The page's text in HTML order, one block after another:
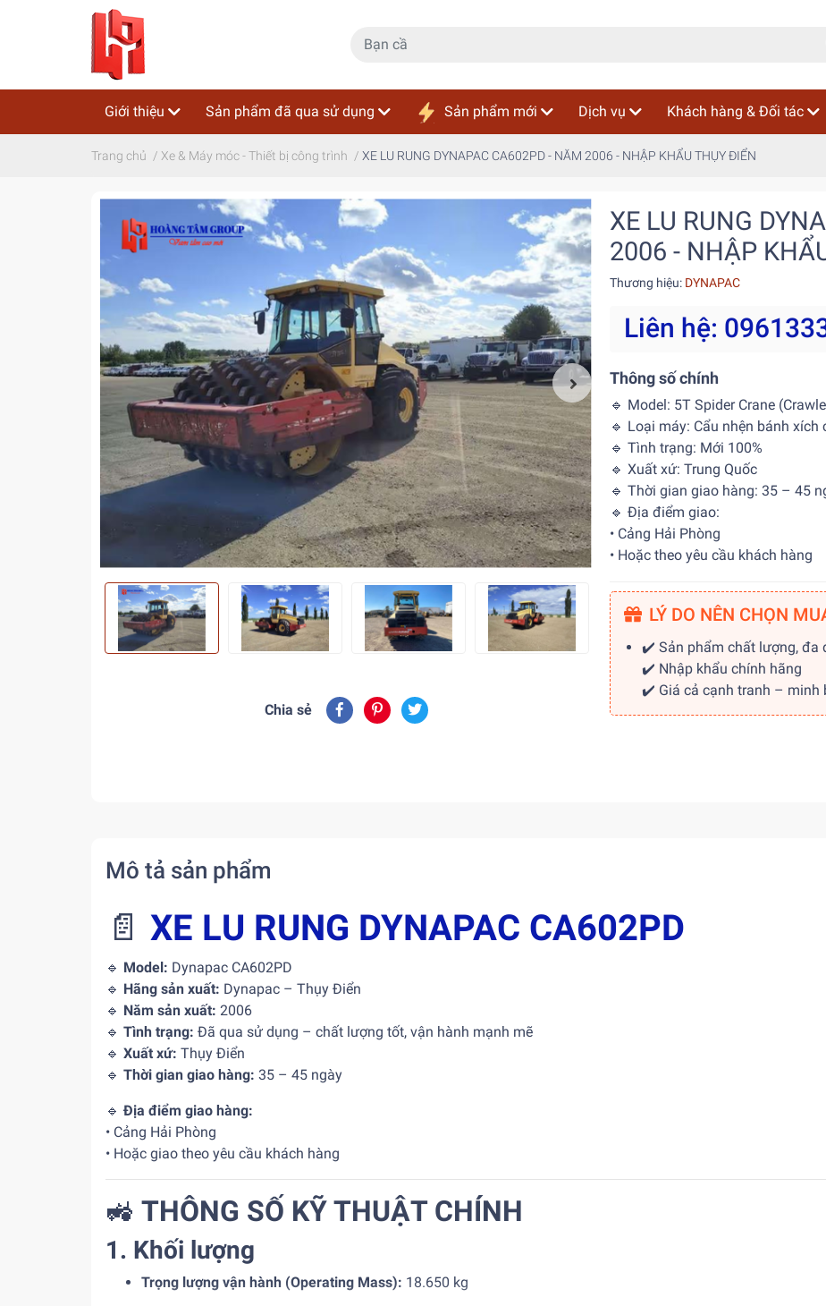
Giới thiệu Sản phẩm đã qua sử dụng Sản phẩm mới Dịch vụ Khách hàng & Đối tác
Trang chủ / Xe & Máy móc - Thiết bị công trình / XE LU RUNG DYNAPAC CA602PD - NĂM 2006 - NHẬP KHẨU THỤY ĐIỂN
Chia sẻ
XE LU RUNG
2006 - NHẬP
Thương hiệu: DYNAPAC
Liên hệ:
Thông số chính
🔹 Model: 5T Spider Crane
🔹 Loại máy: Cẩu nhện bánh xích
🔹 Tình trạng: Mới 100%
🔹 Xuất xứ: Trung Quốc
🔹 Thời gian giao hàng: 35 – 45
🔹 Địa điểm giao:
• Cảng Hải Phòng
• Hoặc theo yêu cầu khách hàng
LÝ DO NÊN CHỌN
✔️ Sản phẩm chất lượng, đa
✔️ Nhập khẩu chính hãng
✔️ Giá cả cạnh tranh – minh
Mô tả sản phẩm
📄 XE LU RUNG DYNAPAC CA602PD
🔹 Model: Dynapac CA602PD
🔹 Hãng sản xuất: Dynapac – Thụy Điển
🔹 Năm sản xuất: 2006
🔹 Tình trạng: Đã qua sử dụng – chất lượng tốt, vận hành mạnh mẽ
🔹 Xuất xứ: Thụy Điển
🔹 Thời gian giao hàng: 35 – 45 ngày
🔹Địa điểm giao hàng:
• Cảng Hải Phòng
• Hoặc giao theo yêu cầu khách hàng
🚜 THÔNG SỐ KỸ THUẬT CHÍNH
1. Khối lượng
Trọng lượng vận hành (Operating Mass): 18.650 kg